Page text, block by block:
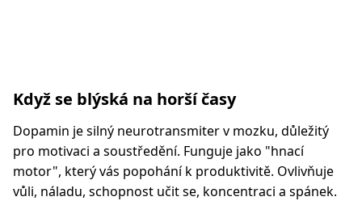
Když se blýská na horší časy
Dopamin je silný neurotransmiter v mozku, důležitý
pro motivaci a soustředění. Funguje jako "hnací
motor", který vás popohání k produktivitě. Ovlivňuje
vůli, náladu, schopnost učit se, koncentraci a spánek.